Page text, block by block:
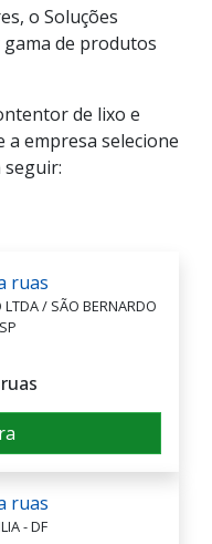
o Soluções
de produtos
de lixo e
empresa selecione
seguir:
LTDA / SÃO BERNARDO
- DF